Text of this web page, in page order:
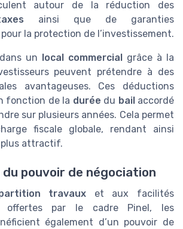
autour de la réduction des
ainsi que de garanties
la protection de l’investissement.
un local commercial grâce à la
peuvent prétendre à des
avantageuses. Ces déductions
fonction de la durée du bailaccordé
sur plusieurs années. Cela permet
fiscale globale, rendant ainsi
plus attractif.
pouvoir de négociation
travaux et aux facilités
offertes par le cadre Pinel, les
également d’un pouvoir de